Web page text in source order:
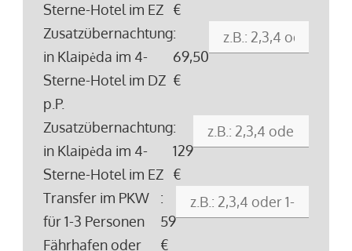
Sterne-Hotel im EZ €
Zusatzübernachtung
in Klaipėda im 4-
Sterne-Hotel im DZ
p.P.
:
69,50
€
Zusatzübernachtung
in Klaipėda im 4-
Sterne-Hotel im EZ
:
129
€
Transfer im PKW
für 1-3 Personen
Fährhafen oder
:
59
€